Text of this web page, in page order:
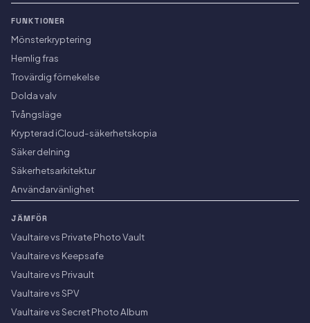
FUNKTIONER
Mönsterkryptering
Hemlig fras
Trovärdig förnekelse
Dolda valv
Tvångsläge
Krypterad iCloud-säkerhetskopia
Säker delning
Säkerhetsarkitektur
Användarvänlighet
JÄMFÖR
Vaultaire vs Private Photo Vault
Vaultaire vs Keepsafe
Vaultaire vs Privault
Vaultaire vs SPV
Vaultaire vs Secret Photo Album